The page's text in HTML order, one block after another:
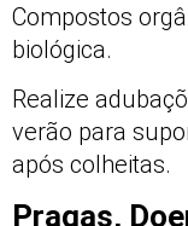
Compostos
biológica.
Realize
verão para
após colheitas.
Pragas,